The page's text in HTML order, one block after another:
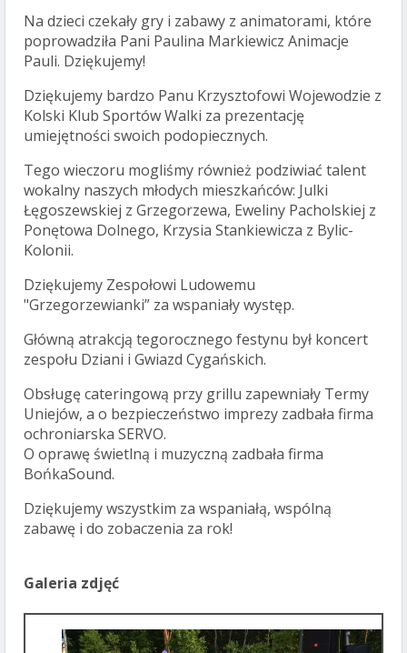
Na dzieci czekały gry i zabawy z animatorami, które
poprowadziła Pani Paulina Markiewicz Animacje
Pauli. Dziękujemy!
Dziękujemy bardzo Panu Krzysztofowi Wojewodzie z
Kolski Klub Sportów Walki za prezentację
umiejętności swoich podopiecznych.
Tego wieczoru mogliśmy również podziwiać talent
wokalny naszych młodych mieszkańców: Julki
Łęgoszewskiej z Grzegorzewa, Eweliny Pacholskiej z
Ponętowa Dolnego, Krzysia Stankiewicza z Bylic-
Kolonii.
Dziękujemy Zespołowi Ludowemu
"Grzegorzewianki” za wspaniały występ.
Główną atrakcją tegorocznego festynu był koncert
zespołu Dziani i Gwiazd Cygańskich.
Obsługę cateringową przy grillu zapewniały Termy
Uniejów, a o bezpieczeństwo imprezy zadbała firma
ochroniarska SERVO.
O oprawę świetlną i muzyczną zadbała firma
BońkaSound.
Dziękujemy wszystkim za wspaniałą, wspólną
zabawę i do zobaczenia za rok!
Galeria zdjęć